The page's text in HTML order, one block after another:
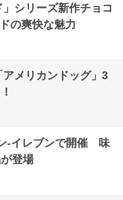
シリーズ新作チョコ
の爽快な魅力
アメリカンドッグ」3
-イレブンで開催 味
登場